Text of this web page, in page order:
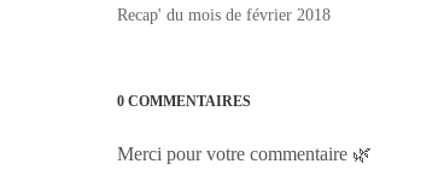
Recap' du mois de février 2018
0 COMMENTAIRES
Merci pour votre commentaire 🌿